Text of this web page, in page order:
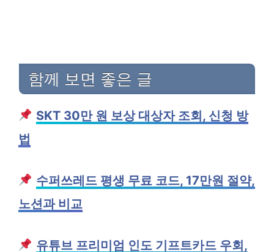
함께 보면 좋은 글
SKT 30만 원 보상 대상자 조회, 신청 방
법
수퍼쓰레드 평생 무료 코드, 17만원 절약,
노션과 비교
유튜브 프리미엄 인도 기프트카드 우회,